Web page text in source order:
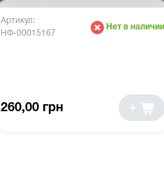
Артикул:
НФ-00015167
Нет в наличии
260,00 грн